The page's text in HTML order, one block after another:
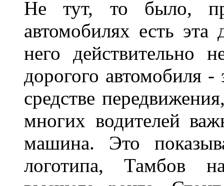
Не тут, то было,
автомобилях есть
него действительно
дорогого автомобиля
средстве
многих водителей
машина. Это
логотипа, Тамбов